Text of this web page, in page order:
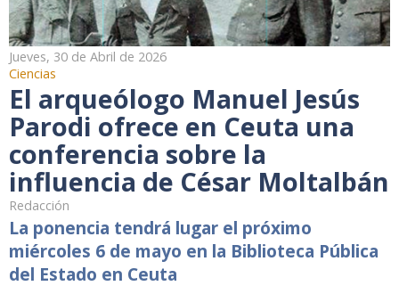
Jueves, 30 de Abril de 2026
Ciencias
El arqueólogo Manuel Jesús
Parodi ofrece en Ceuta una
conferencia sobre la
influencia de César Moltalbán
Redacción
La ponencia tendrá lugar el próximo
miércoles 6 de mayo en la Biblioteca Pública
del Estado en Ceuta